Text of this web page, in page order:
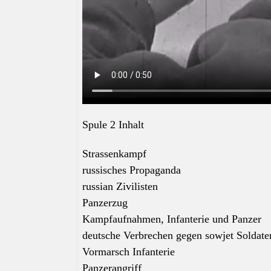
Spule 2 Inhalt
Strassenkampf
russisches Propaganda
russian Zivilisten
Panzerzug
Kampfaufnahmen, Infanterie und Panzer
deutsche Verbrechen gegen sowjet
Vormarsch Infanterie
Panzerangriff